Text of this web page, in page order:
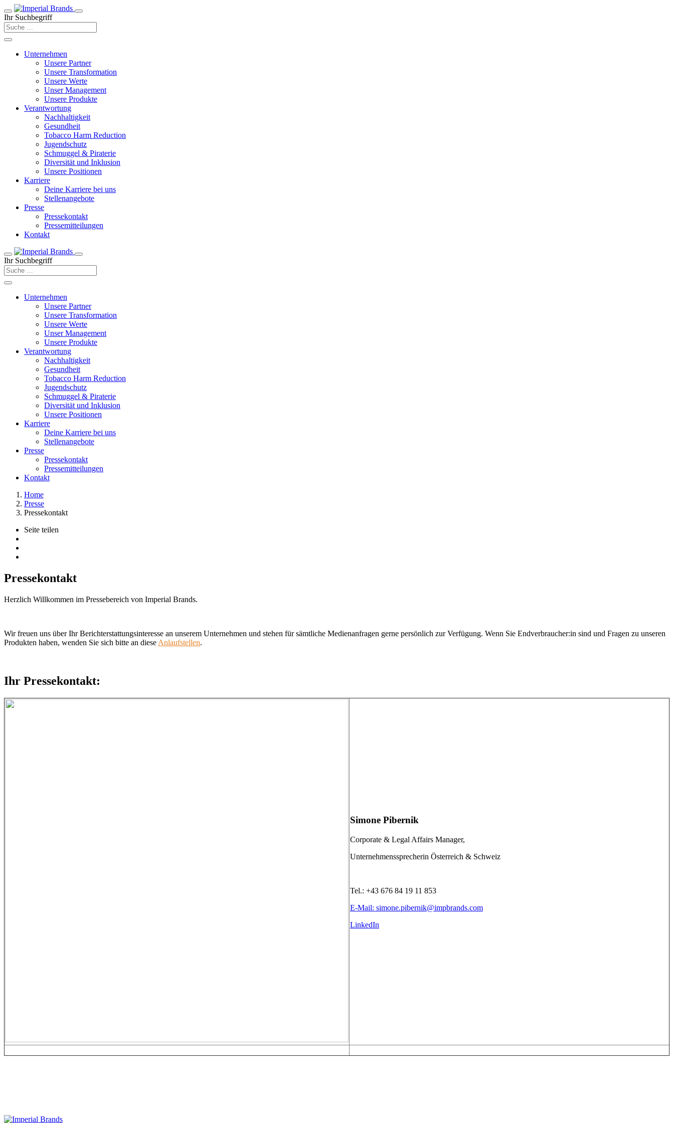
Ihr Suchbegriff
Unternehmen
Unsere Partner
Unsere Transformation
Unsere Werte
Unser Management
Unsere Produkte
Verantwortung
Nachhaltigkeit
Gesundheit
Tobacco Harm Reduction
Jugendschutz
Schmuggel & Piraterie
Diversität und Inklusion
Unsere Positionen
Karriere
Deine Karriere bei uns
Stellenangebote
Presse
Pressekontakt
Pressemitteilungen
Kontakt
Ihr Suchbegriff
Unternehmen
Unsere Partner
Unsere Transformation
Unsere Werte
Unser Management
Unsere Produkte
Verantwortung
Nachhaltigkeit
Gesundheit
Tobacco Harm Reduction
Jugendschutz
Schmuggel & Piraterie
Diversität und Inklusion
Unsere Positionen
Karriere
Deine Karriere bei uns
Stellenangebote
Presse
Pressekontakt
Pressemitteilungen
Kontakt
Home
Presse
Pressekontakt
Seite teilen
Pressekontakt
Herzlich Willkommen im Pressebereich von Imperial Brands.
Wir freuen uns über Ihr Berichterstattungsinteresse an unserem Unternehmen und stehen für sämtliche Medienanfragen gerne persönlich zur Verfügung. Wenn Sie Endverbraucher:in sind und Fragen zu unseren
Produkten haben, wenden Sie sich bitte an diese Anlaufstellen.
Ihr Pressekontakt:
Simone Pibernik
Corporate & Legal Affairs Manager,
Unternehmenssprecherin Österreich & Schweiz
Tel.: +43 676 84 19 11 853
E-Mail: simone.pibernik@impbrands.com
LinkedIn